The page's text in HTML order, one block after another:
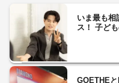
いま最も相
ス！ 子ど
GOETHE